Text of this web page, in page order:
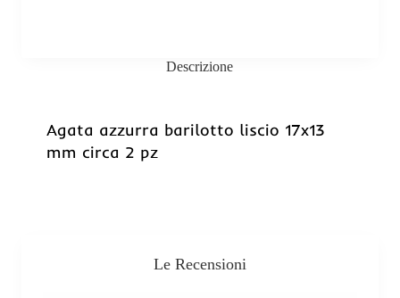
Descrizione
Agata azzurra barilotto liscio 17x13
mm circa 2 pz
Le Recensioni